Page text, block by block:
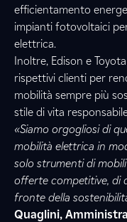
efficientamento
impianti fotovoltaici
elettrica.
Inoltre, Edison e
rispettivi clienti per
mobilità sempre più
stile di vita
«Siamo orgogliosi di
mobilità elettrica in
solo strumenti di
offerte competitive, di
fronte della
Quaglini,